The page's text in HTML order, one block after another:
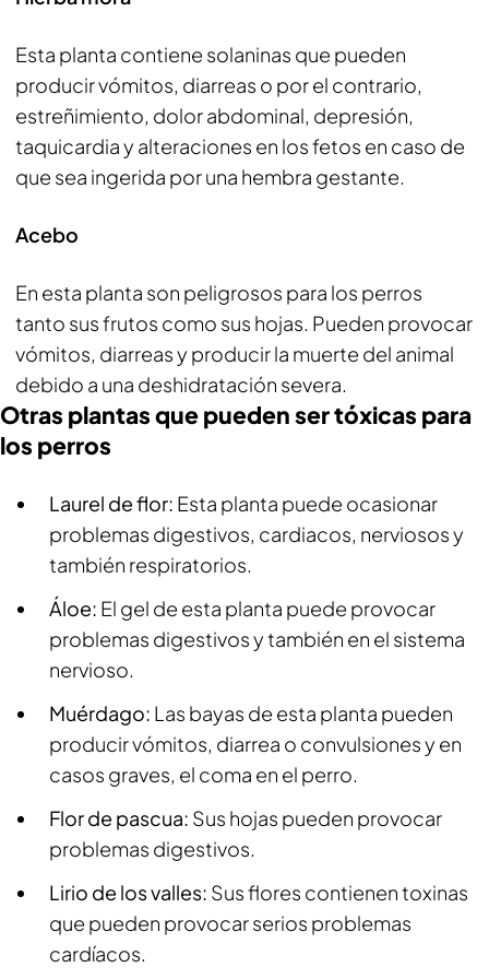
Esta planta contiene solaninas que pueden
producir vómitos, diarreas o por el contrario,
estreñimiento, dolor abdominal, depresión,
taquicardia y alteraciones en los fetos en caso de
que sea ingerida por una hembra gestante.
Acebo
En esta planta son peligrosos para los perros
tanto sus frutos como sus hojas. Pueden provocar
vómitos, diarreas y producir la muerte del animal
debido a una deshidratación severa.
Otras plantas que pueden ser tóxicas para
los perros
Laurel de flor: Esta planta puede ocasionar
problemas digestivos, cardiacos, nerviosos y
también respiratorios.
Áloe: El gel de esta planta puede provocar
problemas digestivos y también en el sistema
nervioso.
Muérdago: Las bayas de esta planta pueden
producir vómitos, diarrea o convulsiones y en
casos graves, el coma en el perro.
Flor de pascua: Sus hojas pueden provocar
problemas digestivos.
Lirio de los valles: Sus flores contienen toxinas
que pueden provocar serios problemas
cardíacos.